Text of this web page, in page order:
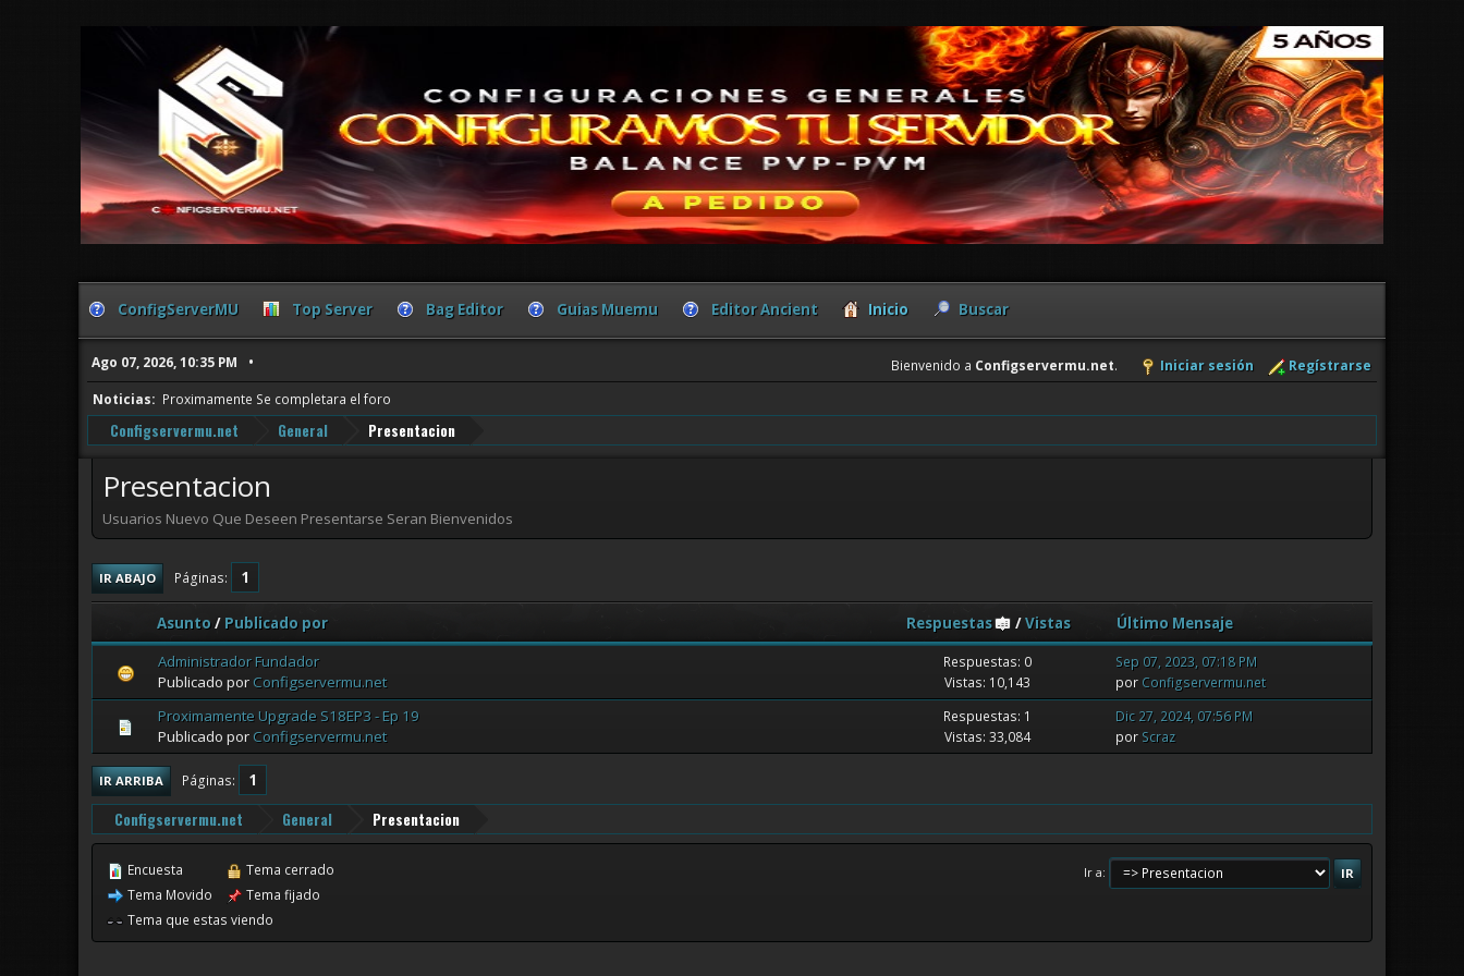
ConfigServerMU Top Server Bag Editor Guias Muemu Editor Ancient Inicio Buscar
Ago 07, 2026, 10:35 PM Bienvenido a Configservermu.net. Iniciar sesión
Regístrarse
Noticias: Proximamente Se completara el foro
Configservermu.net General Presentacion
Presentacion
Usuarios Nuevo Que Deseen Presentarse Seran Bienvenidos
IR ABAJO Páginas 1
Asunto/ Publicado por Respuestas /Vistas
Último Mensaje
Administrador Fundador
Publicado por Configservermu.net
Respuestas: 0
Vistas: 10,143
Sep 07, 2023, 07:18 PM
por Configservermu.net
Proximamente Upgrade S18EP3 - Ep 19
Publicado por Configservermu.net
Respuestas: 1
Vistas: 33,084
Dic 27, 2024, 07:56 PM
por Scraz
IR ARRIBA Páginas 1
Configservermu.net General Presentacion
Ir a
Encuesta
Tema Movido
Tema cerrado
Tema fijado
Tema que estas viendo